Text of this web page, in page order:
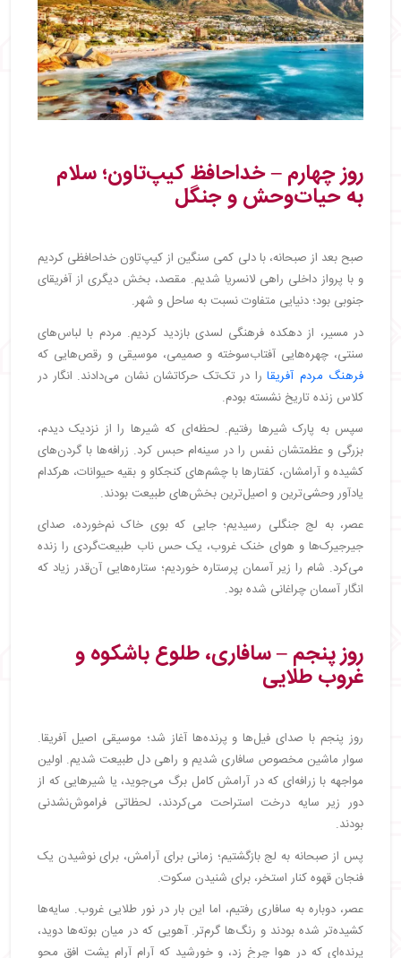
روز چهارم – خداحافظ کیپ‌تاون؛ سلام
به حیات‌وحش و جنگل
صبح بعد از صبحانه، با دلی کمی سنگین از کیپ‌تاون خداحافظی کردیم
و با پرواز داخلی راهی لانسریا شدیم. مقصد، بخش دیگری از آفریقای
جنوبی بود؛ دنیایی متفاوت نسبت به ساحل و شهر.
در مسیر، از دهکده فرهنگی لسدی بازدید کردیم. مردم با لباس‌های
سنتی، چهره‌هایی آفتاب‌سوخته و صمیمی، موسیقی و رقص‌هایی که
فرهنگ مردم آفریقارا در تک‌تک حرکاتشان نشان می‌دادند. انگار در
کلاس زنده تاریخ نشسته بودم.
سپس به پارک شیرها رفتیم. لحظه‌ای که شیرها را از نزدیک دیدم،
بزرگی و عظمتشان نفس را در سینه‌ام حبس کرد. زرافه‌ها با گردن‌های
کشیده و آرامشان، کفتارها با چشم‌های کنجکاو و بقیه حیوانات، هرکدام
یادآور وحشی‌ترین و اصیل‌ترین بخش‌های طبیعت بودند.
عصر، به لج جنگلی رسیدیم؛ جایی که بوی خاک نم‌خورده، صدای
جیرجیرک‌ها و هوای خنک غروب، یک حس ناب طبیعت‌گردی را زنده
می‌کرد. شام را زیر آسمان پرستاره خوردیم؛ ستاره‌هایی آن‌قدر زیاد که
انگار آسمان چراغانی شده بود.
روز پنجم – سافاری، طلوع باشکوه و
غروب طلایی
روز پنجم با صدای فیل‌ها و پرنده‌ها آغاز شد؛ موسیقی اصیل آفریقا.
سوار ماشین مخصوص سافاری شدیم و راهی دل طبیعت شدیم. اولین
مواجهه با زرافه‌ای که در آرامش کامل برگ‌ می‌جوید، یا شیرهایی که از
دور زیر سایه درخت استراحت می‌کردند، لحظاتی فراموش‌نشدنی
بودند.
پس از صبحانه به لج بازگشتیم؛ زمانی برای آرامش، برای نوشیدن یک
فنجان قهوه کنار استخر، برای شنیدن سکوت.
عصر، دوباره به سافاری رفتیم، اما این بار در نور طلایی غروب. سایه‌ها
کشیده‌تر شده بودند و رنگ‌ها گرم‌تر. آهویی که در میان بوته‌ها دوید،
پرنده‌ای که در هوا چرخ زد، و خورشید که آرام آرام پشت افق محو